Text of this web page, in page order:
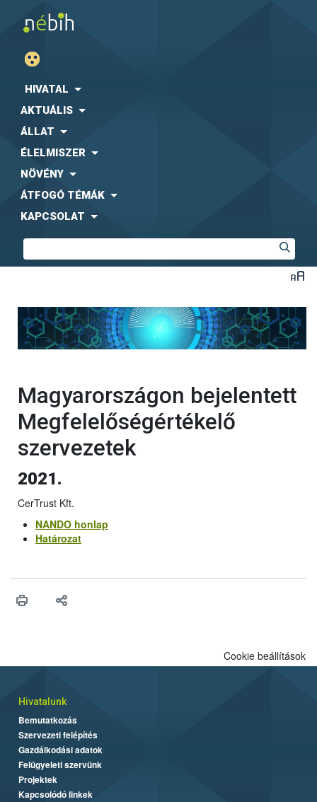
HIVATAL
AKTUÁLIS
ÁLLAT
ÉLELMISZER
NÖVÉNY
ÁTFOGÓ TÉMÁK
KAPCSOLAT
Magyarországon bejelentett
Megfelelőségértékelő
szervezetek
2021.
CerTrust Kft.
NANDO honlap
Határozat
Cookie beállítások
Hivatalunk
Bemutatkozás
Szervezeti felépítés
Gazdálkodási adatok
Felügyeleti szervünk
Projektek
Kapcsolódó linkek